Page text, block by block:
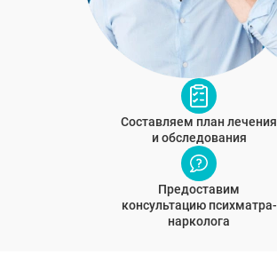
Составляем план лечения
и обследования
Предоставим
консультацию психматра-
нарколога